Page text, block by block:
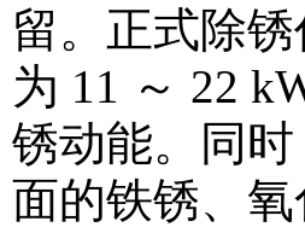
留。正式除
为 11 ～ 22
锈动能。同
面的铁锈、